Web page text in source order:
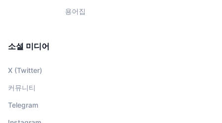
용어집
소셜 미디어
X (Twitter)
커뮤니티
Telegram